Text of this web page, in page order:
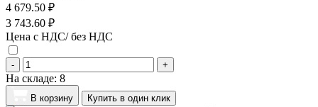
4 679.50 ₽
3 743.60 ₽
Цена с НДС/ без НДС
- +
На складе: 8
В корзину Купить в один клик